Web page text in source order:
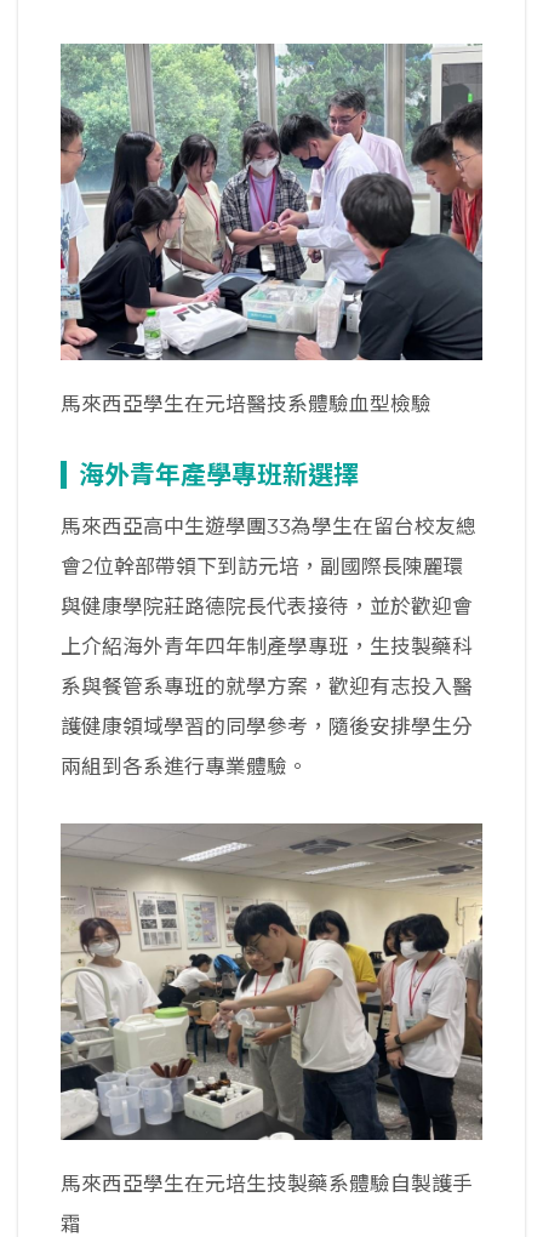
馬來西亞學生在元培醫技系體驗血型檢驗
海外青年產學專班新選擇
馬來西亞高中生遊學團33為學生在留台校友總
會2位幹部帶領下到訪元培，副國際長陳麗環
與健康學院莊路德院長代表接待，並於歡迎會
上介紹海外青年四年制產學專班，生技製藥科
系與餐管系專班的就學方案，歡迎有志投入醫
護健康領域學習的同學參考，隨後安排學生分
兩組到各系進行專業體驗。
馬來西亞學生在元培生技製藥系體驗自製護手
霜